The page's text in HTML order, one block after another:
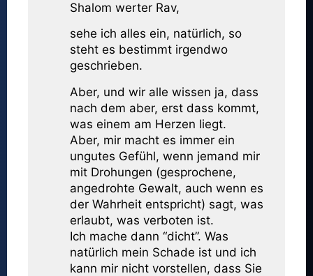
Shalom werter Rav,
sehe ich alles ein, natürlich, so
steht es bestimmt irgendwo
geschrieben.
Aber, und wir alle wissen ja, dass
nach dem aber, erst dass kommt,
was einem am Herzen liegt.
Aber, mir macht es immer ein
ungutes Gefühl, wenn jemand mir
mit Drohungen (gesprochene,
angedrohte Gewalt, auch wenn es
der Wahrheit entspricht) sagt, was
erlaubt, was verboten ist.
Ich mache dann “dicht”. Was
natürlich mein Schade ist und ich
kann mir nicht vorstellen, dass Sie